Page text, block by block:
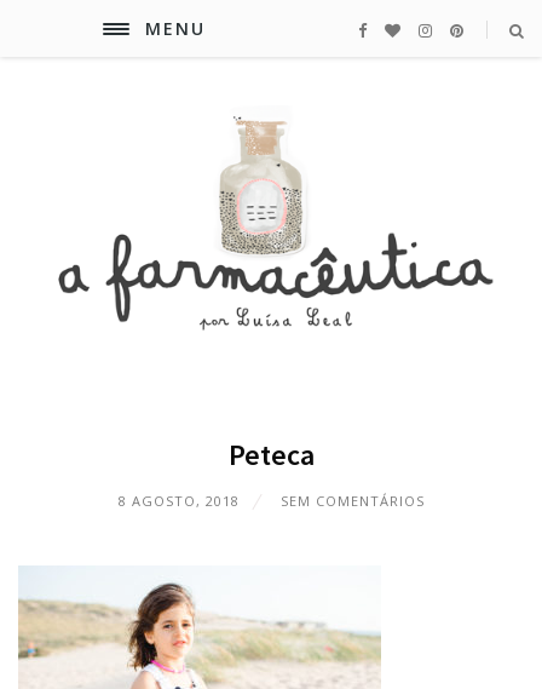
MENU
Peteca
8 AGOSTO, 2018 SEM COMENTÁRIOS